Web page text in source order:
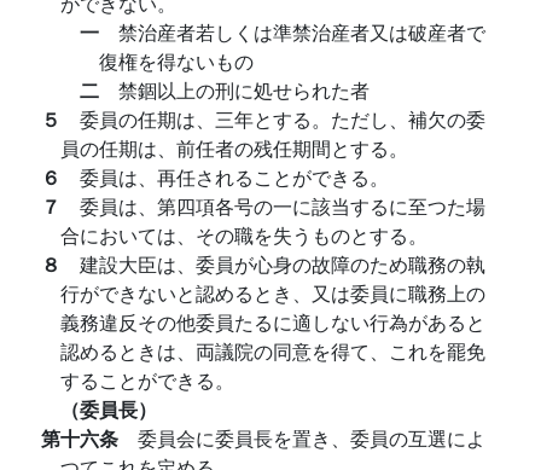
一 禁治産者若しくは準禁治産者又は破産者で
復権を得ないもの
二 禁錮以上の刑に処せられた者
５ 委員の任期は、三年とする。ただし、補欠の委
員の任期は、前任者の残任期間とする。
６ 委員は、再任されることができる。
７ 委員は、第四項各号の一に該当するに至つた場
合においては、その職を失うものとする。
８ 建設大臣は、委員が心身の故障のため職務の執
行ができないと認めるとき、又は委員に職務上の
義務違反その他委員たるに適しない行為があると
認めるときは、両議院の同意を得て、これを罷免
することができる。
（委員長）
第十六条 委員会に委員長を置き、委員の互選によ